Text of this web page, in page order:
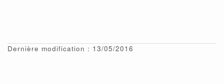
Dernière modification : 13/05/2016